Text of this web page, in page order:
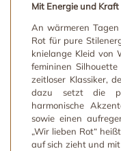
Mit Energie und
An wärmeren
Rot für pure
knielange Kleid von
femininen
zeitloser Klassiker,
dazu setzt die
harmonische
sowie einen
„Wir lieben Rot“
auf sich zieht und